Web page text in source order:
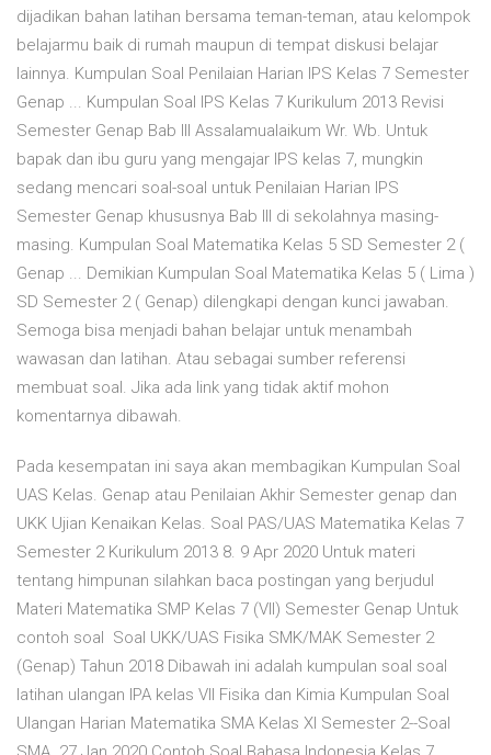
dijadikan bahan latihan bersama teman-teman, atau kelompok
belajarmu baik di rumah maupun di tempat diskusi belajar
lainnya. Kumpulan Soal Penilaian Harian IPS Kelas 7 Semester
Genap ... Kumpulan Soal IPS Kelas 7 Kurikulum 2013 Revisi
Semester Genap Bab III Assalamualaikum Wr. Wb. Untuk
bapak dan ibu guru yang mengajar IPS kelas 7, mungkin
sedang mencari soal-soal untuk Penilaian Harian IPS
Semester Genap khususnya Bab III di sekolahnya masing-
masing. Kumpulan Soal Matematika Kelas 5 SD Semester 2 (
Genap ... Demikian Kumpulan Soal Matematika Kelas 5 ( Lima )
SD Semester 2 ( Genap) dilengkapi dengan kunci jawaban.
Semoga bisa menjadi bahan belajar untuk menambah
wawasan dan latihan. Atau sebagai sumber referensi
membuat soal. Jika ada link yang tidak aktif mohon
komentarnya dibawah.
Pada kesempatan ini saya akan membagikan Kumpulan Soal
UAS Kelas. Genap atau Penilaian Akhir Semester genap dan
UKK Ujian Kenaikan Kelas. Soal PAS/UAS Matematika Kelas 7
Semester 2 Kurikulum 2013 8. 9 Apr 2020 Untuk materi
tentang himpunan silahkan baca postingan yang berjudul
Materi Matematika SMP Kelas 7 (VII) Semester Genap Untuk
contoh soal Soal UKK/UAS Fisika SMK/MAK Semester 2
(Genap) Tahun 2018 Dibawah ini adalah kumpulan soal soal
latihan ulangan IPA kelas VII Fisika dan Kimia Kumpulan Soal
Ulangan Harian Matematika SMA Kelas XI Semester 2--Soal